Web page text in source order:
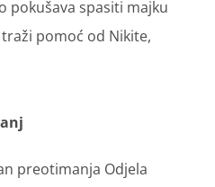
pokušava spasiti majku
pomoć od Nikite,
preotimanja Odjela